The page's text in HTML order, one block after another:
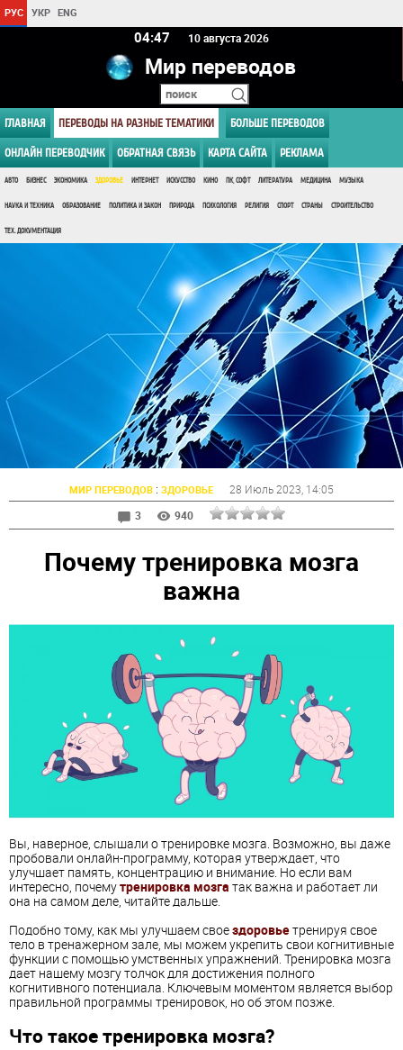
РУС УКР ENG
04:47 10 августа 2026
Мир переводов
ГЛАВНАЯ ПЕРЕВОДЫ НА РАЗНЫЕ ТЕМАТИКИ БОЛЬШЕ ПЕРЕВОДОВ
ОНЛАЙН ПЕРЕВОДЧИК ОБРАТНАЯ СВЯЗЬ КАРТА САЙТА РЕКЛАМА
АВТО БИЗНЕС ЭКОНОМИКА ЗДОРОВЬЕ ИНТЕРНЕТ ИСКУССТВО КИНО ПК, СОФТ ЛИТЕРАТУРА МЕДИЦИНА МУЗЫКА
НАУКА И ТЕХНИКА ОБРАЗОВАНИЕ ПОЛИТИКА И ЗАКОН ПРИРОДА ПСИХОЛОГИЯ РЕЛИГИЯ СПОРТ СТРАНЫ СТРОИТЕЛЬСТВО
ТЕХ. ДОКУМЕНТАЦИЯ
МИР ПЕРЕВОДОВ : ЗДОРОВЬЕ 28 Июль 2023 , 14:05
3
940
Почему тренировка мозга
важна
Вы, наверное, слышали о тренировке мозга. Возможно, вы даже
пробовали онлайн-программу, которая утверждает, что
улучшает память, концентрацию и внимание. Но если вам
интересно, почемутренировка мозга так важна и работает ли
она на самом деле, читайте дальше.
Подобно тому, как мы улучшаем своездоровьетренируя свое
тело в тренажерном зале, мы можем укрепить свои когнитивные
функции с помощью умственных упражнений. Тренировка мозга
дает нашему мозгу толчок для достижения полного
когнитивного потенциала. Ключевым моментом является выбор
правильной программы тренировок, но об этом позже.
Что такое тренировка мозга?